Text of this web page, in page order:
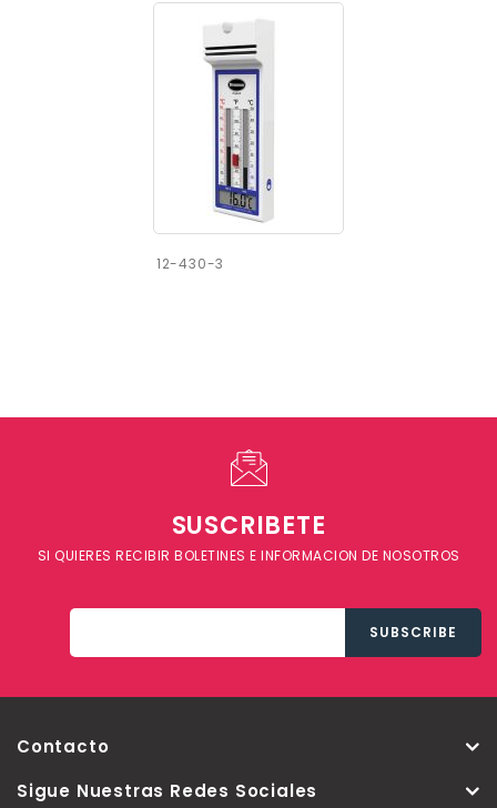
12-430-3
SUSCRIBETE
SI QUIERES RECIBIR BOLETINES E INFORMACION DE NOSOTROS
Contacto
Sigue Nuestras Redes Sociales